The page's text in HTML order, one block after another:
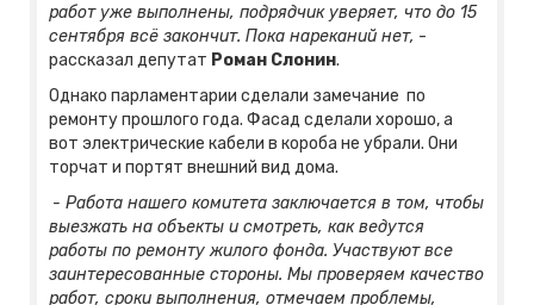
работ уже выполнены, подрядчик уверяет, что до 15
сентября всё закончит. Пока нареканий нет, -
рассказал депутат Роман Слонин.
Однако парламентарии сделали замечание по
ремонту прошлого года. Фасад сделали хорошо, а
вот электрические кабели в короба не убрали. Они
торчат и портят внешний вид дома.
- Работа нашего комитета заключается в том, чтобы
выезжать на объекты и смотреть, как ведутся
работы по ремонту жилого фонда. Участвуют все
заинтересованные стороны. Мы проверяем качество
работ, сроки выполнения, отмечаем проблемы,